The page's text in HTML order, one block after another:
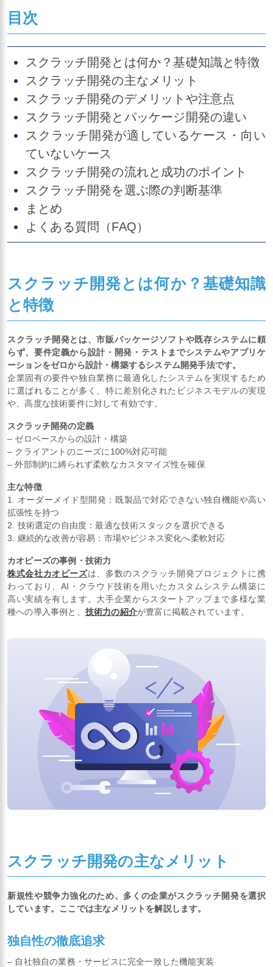
目次
スクラッチ開発とは何か？基礎知識と特徴
スクラッチ開発の主なメリット
スクラッチ開発のデメリットや注意点
スクラッチ開発とパッケージ開発の違い
スクラッチ開発が適しているケース・向い
ていないケース
スクラッチ開発の流れと成功のポイント
スクラッチ開発を選ぶ際の判断基準
まとめ
よくある質問（FAQ）
スクラッチ開発とは何か？基礎知識
と特徴
スクラッチ開発とは、市販パッケージソフトや既存システムに頼
らず、要件定義から設計・開発・テストまでシステムやアプリケ
ーションをゼロから設計・構築するシステム開発手法です。
企業固有の要件や独自業務に最適化したシステムを実現するため
に選ばれることが多く、特に差別化されたビジネスモデルの実現
や、高度な技術要件に対して有効です。
スクラッチ開発の定義
– ゼロベースからの設計・構築
– クライアントのニーズに100%対応可能
– 外部制約に縛られず柔軟なカスタマイズ性を確保
主な特徴
1. オーダーメイド型開発：既製品で対応できない独自機能や高い
拡張性を持つ
2. 技術選定の自由度：最適な技術スタックを選択できる
3. 継続的な改善が容易：市場やビジネス変化へ柔軟対応
カオピーズの事例・技術力
株式会社カオピーズは、多数のスクラッチ開発プロジェクトに携
わっており、AI・クラウド技術を用いたカスタムシステム構築に
高い実績を有します。大手企業からスタートアップまで多様な業
種への導入事例と、 技術力の紹介が豊富に掲載されています。
スクラッチ開発の主なメリット
新規性や競争力強化のため、多くの企業がスクラッチ開発を選択
しています。ここでは主なメリットを解説します。
独自性の徹底追求
– 自社独自の業務・サービスに完全一致した機能実装